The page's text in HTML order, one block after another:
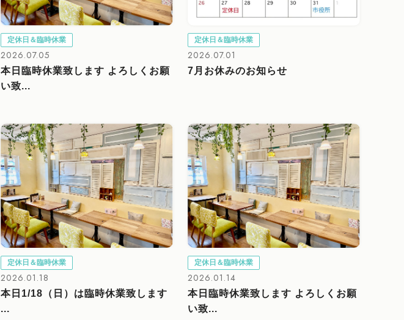
定休日＆臨時休業
2026.07.05
本日臨時休業致します よろしくお願
い致...
定休日＆臨時休業
2026.07.01
7月お休みのお知らせ
定休日＆臨時休業
2026.01.18
本日1/18（日）は臨時休業致します
...
定休日＆臨時休業
2026.01.14
本日臨時休業致します よろしくお願
い致...